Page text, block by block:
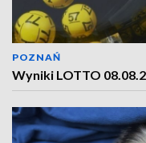
POZNAŃ
Wyniki LOTTO